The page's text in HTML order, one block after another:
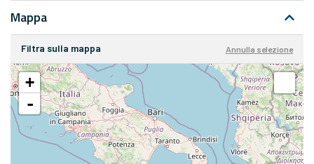
Mappa
Filtra sulla mappa Annulla selezione
+
-